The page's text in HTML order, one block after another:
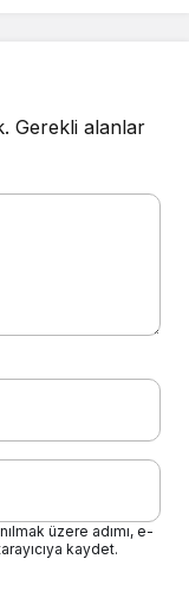
Gerekli alanlar
üzere adımı, e-
kaydet.